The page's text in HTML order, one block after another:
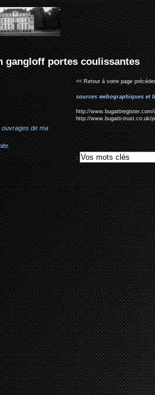
de ma
<< Retour à votre page
sources webographiques et
http://www.bugattiregister.com/
http://www.bugatti-trust.co.uk/
: